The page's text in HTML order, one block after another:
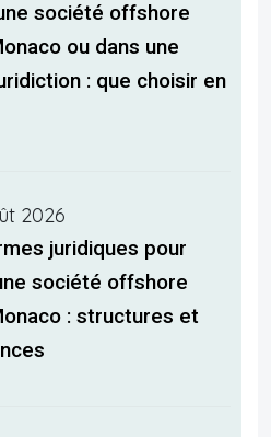
société offshore
ou dans une
: que choisir en
2026
juridiques pour
société offshore
: structures et